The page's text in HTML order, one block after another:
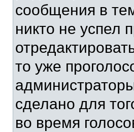
сообщения в
никто не успел
то уже
сделано для
во время